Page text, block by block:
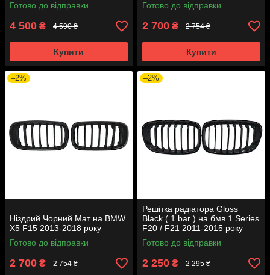
Готово до відправки
4 500 ₴ 4 590 ₴
Купити
Готово до відправки
2 700 ₴ 2 754 ₴
Купити
–2%
Ніздрий Чорний Мат на BMW
X5 F15 2013-2018 року
Готово до відправки
2 700 ₴ 2 754 ₴
–2%
Решітка радіатора Gloss
Black ( 1 bar ) на бмв 1 Series
F20 / F21 2011-2015 року
Готово до відправки
2 250 ₴ 2 295 ₴